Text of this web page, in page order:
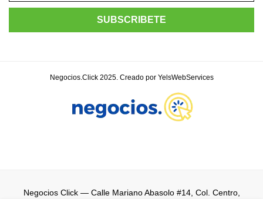
Negocios.Click 2025. Creado por YelsWebServices
Negocios Click— Calle Mariano Abasolo #14, Col. Centro,